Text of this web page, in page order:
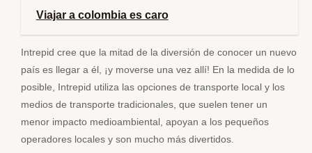
Viajar a colombia es caro
Intrepid cree que la mitad de la diversión de conocer un nuevo
país es llegar a él, ¡y moverse una vez allí! En la medida de lo
posible, Intrepid utiliza las opciones de transporte local y los
medios de transporte tradicionales, que suelen tener un
menor impacto medioambiental, apoyan a los pequeños
operadores locales y son mucho más divertidos.